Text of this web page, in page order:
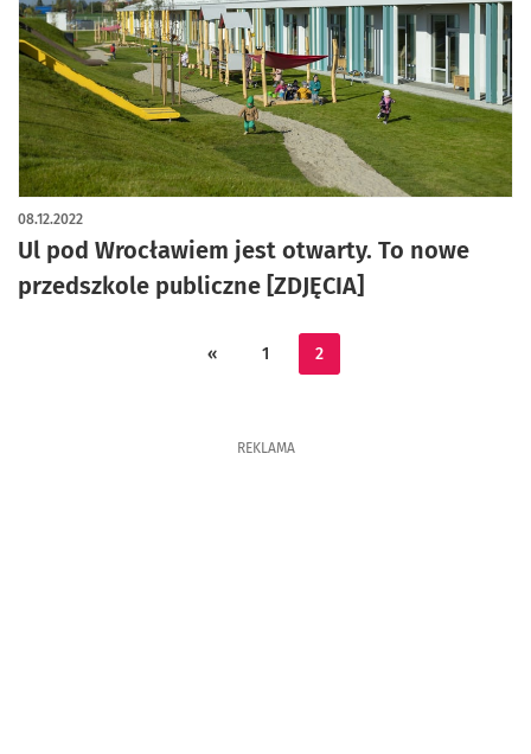
Ul pod Wrocławiem jest otwarty. To nowe
przedszkole publiczne [ZDJĘCIA]
08.12.2022
artykuł z galerią zdjęć
« 1 2
REKLAMA